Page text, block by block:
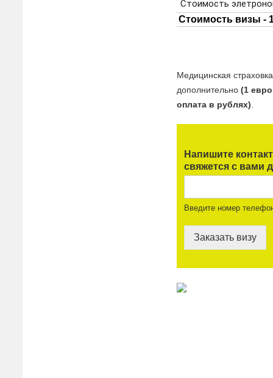
Медицинская
дополнительно(1
оплата в рублях)
Напишите
свяжется с вами
Введите номер
Заказать визу